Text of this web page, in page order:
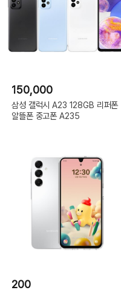
150,000
삼성 갤럭시 A23 128GB 리퍼폰
알뜰폰 중고폰 A235
200